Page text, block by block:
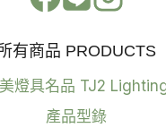
有商品 PRODUCTS
燈具名品 TJ2
產品型錄